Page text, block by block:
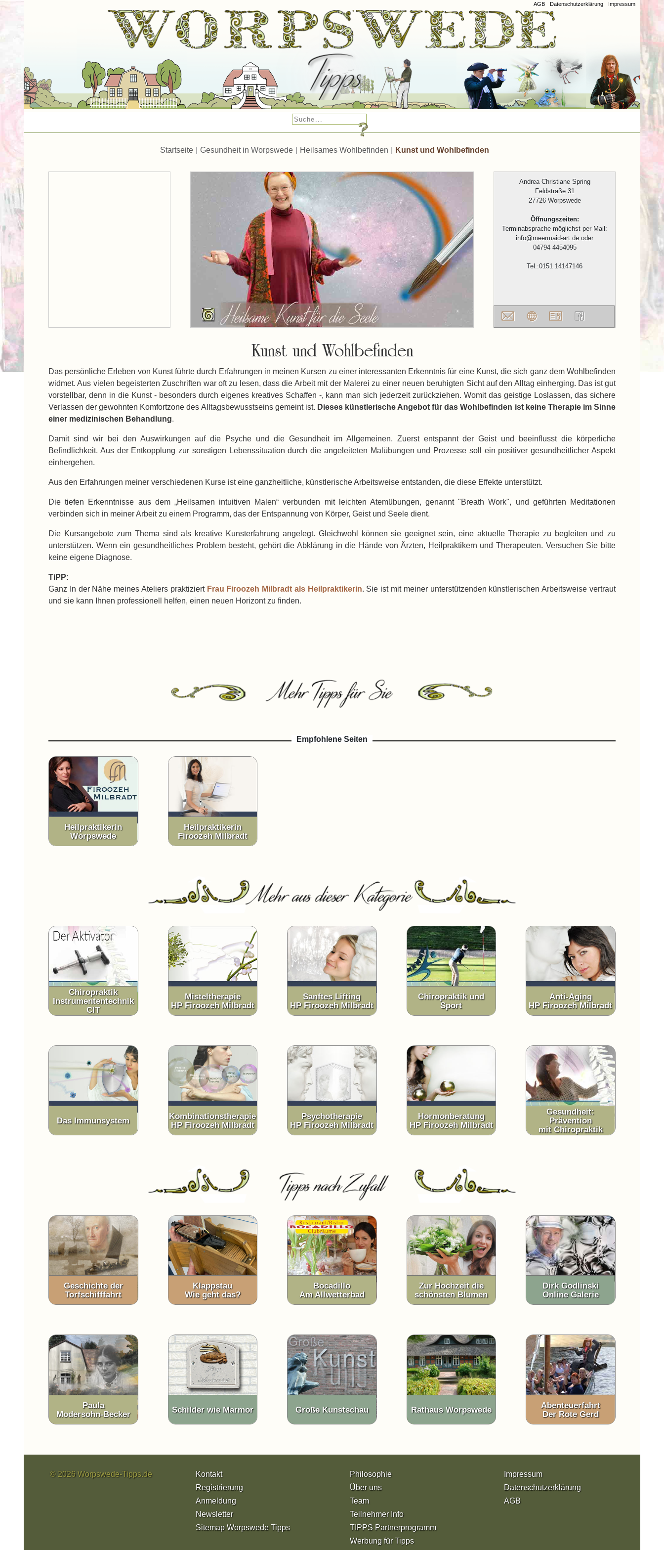
Impressum
Datenschutzerklärung
AGB
Startseite Gesundheit in Worpswede Heilsames Wohlbefinden Kunst und Wohlbefinden
Andrea Christiane Spring
Feldstraße 31
27726 Worpswede
Öffnungszeiten:
Terminabsprache möglichst per Mail:
info@meermaid-art.de oder
04794 4454095
Tel.:0151 14147146
Kunst und Wohlbefinden
Das persönliche Erleben von Kunst führte durch Erfahrungen in meinen Kursen zu einer interessanten Erkenntnis für eine Kunst, die sich ganz dem Wohlbefinden
widmet. Aus vielen begeisterten Zuschriften war oft zu lesen, dass die Arbeit mit der Malerei zu einer neuen beruhigten Sicht auf den Alltag einherging. Das ist gut
vorstellbar, denn in die Kunst - besonders durch eigenes kreatives Schaffen -, kann man sich jederzeit zurückziehen. Womit das geistige Loslassen, das sichere
Verlassen der gewohnten Komfortzone des Alltagsbewusstseins gemeint ist. Dieses künstlerische Angebot für das Wohlbefinden ist keine Therapie im Sinne
einer medizinischen Behandlung.
Damit sind wir bei den Auswirkungen auf die Psyche und die Gesundheit im Allgemeinen. Zuerst entspannt der Geist und beeinflusst die körperliche
Befindlichkeit. Aus der Entkopplung zur sonstigen Lebenssituation durch die angeleiteten Malübungen und Prozesse soll ein positiver gesundheitlicher Aspekt
einhergehen.
Aus den Erfahrungen meiner verschiedenen Kurse ist eine ganzheitliche, künstlerische Arbeitsweise entstanden, die diese Effekte unterstützt.
Die tiefen Erkenntnisse aus dem „Heilsamen intuitiven Malen“ verbunden mit leichten Atemübungen, genannt "Breath Work", und geführten Meditationen
verbinden sich in meiner Arbeit zu einem Programm, das der Entspannung von Körper, Geist und Seele dient.
Die Kursangebote zum Thema sind als kreative Kunsterfahrung angelegt. Gleichwohl können sie geeignet sein, eine aktuelle Therapie zu begleiten und zu
unterstützen. Wenn ein gesundheitliches Problem besteht, gehört die Abklärung in die Hände von Ärzten, Heilpraktikern und Therapeuten. Versuchen Sie bitte
keine eigene Diagnose.
TiPP:
Ganz In der Nähe meines Ateliers praktiziert Frau Firoozeh Milbradt als Heilpraktikerin. Sie ist mit meiner unterstützenden künstlerischen Arbeitsweise vertraut
und sie kann Ihnen professionell helfen, einen neuen Horizont zu finden.
Empfohlene Seiten
Heilpraktikerin
Worpswede
Heilpraktikerin
Firoozeh Milbradt
Chiropraktik
Instrumententechnik
CIT
Misteltherapie
HP Firoozeh Milbradt
Sanftes Lifting
HP Firoozeh Milbradt
Chiropraktik und
Sport
Anti-Aging
HP Firoozeh Milbradt
Das Immunsystem
Kombinationstherapie
HP Firoozeh Milbradt
Psychotherapie
HP Firoozeh Milbradt
Hormonberatung
HP Firoozeh Milbradt
Gesundheit:
Prävention
mit Chiropraktik
Geschichte der
Torfschifffahrt
Klappstau
Wie geht das?
Bocadillo
Am Allwetterbad
Zur Hochzeit die
schönsten Blumen
Dirk Godlinski
Online Galerie
Paula
Modersohn-Becker
Schilder wie Marmor Große Kunstschau Rathaus Worpswede
Abenteuerfahrt
Der Rote Gerd
© 2026 Worpswede-Tipps.de
Kontakt
Registrierung
Anmeldung
Newsletter
Sitemap Worpswede Tipps
Philosophie
Über uns
Team
Teilnehmer Info
TIPPS Partnerprogramm
Werbung für Tipps
Impressum
Datenschutzerklärung
AGB